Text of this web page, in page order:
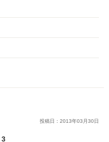
投稿日： 2013年03 月30日
3